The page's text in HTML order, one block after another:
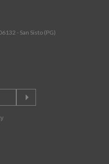
- San Sisto (PG)